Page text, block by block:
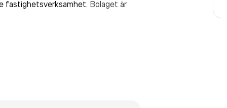
fastighetsverksamhet. Bolaget är